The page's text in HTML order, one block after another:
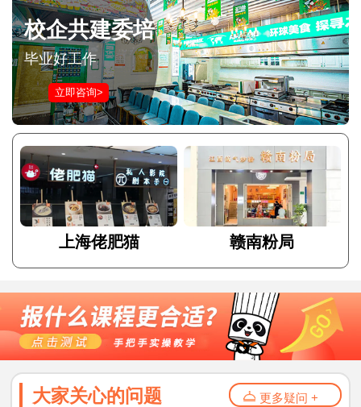
校企共建委培
毕业好工作
立即咨询>
上海佬肥猫 赣南粉局
大家关心的问题 更多疑问 +